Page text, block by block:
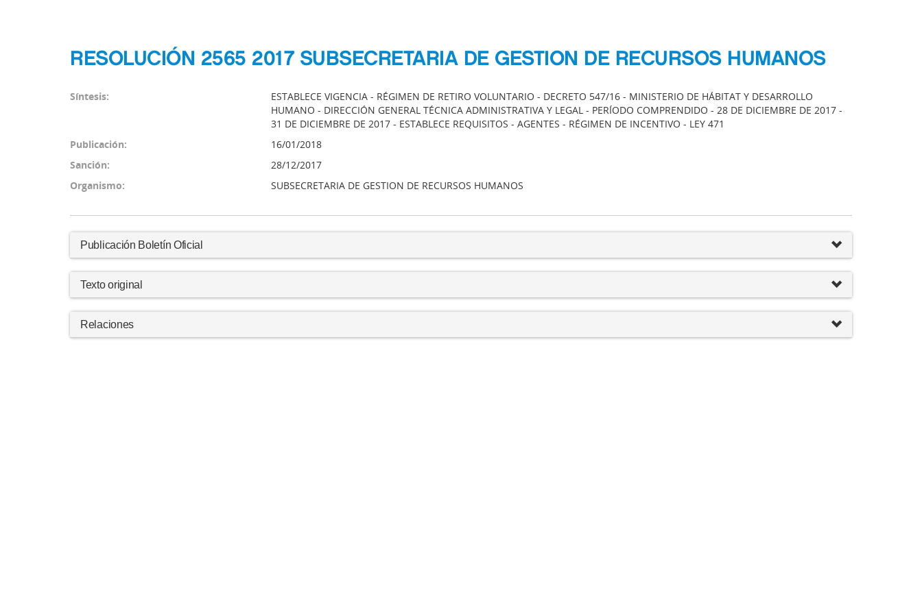
RESOLUCIÓN 2565 2017 SUBSECRETARIA DE GESTION DE RECURSOS HUMANOS
Síntesis:
ESTABLECE VIGENCIA - RÉGIMEN DE RETIRO VOLUNTARIO - DECRETO 547/16 - MINISTERIO DE HÁBITAT Y DESARROLLO
HUMANO - DIRECCIÓN GENERAL TÉCNICA ADMINISTRATIVA Y LEGAL - PERÍODO COMPRENDIDO - 28 DE DICIEMBRE DE 2017 -
31 DE DICIEMBRE DE 2017 - ESTABLECE REQUISITOS - AGENTES - RÉGIMEN DE INCENTIVO - LEY 471
Publicación:
16/01/2018
Sanción:
28/12/2017
Organismo:
SUBSECRETARIA DE GESTION DE RECURSOS HUMANOS
Publicación Boletín Oficial
Texto original
Relaciones